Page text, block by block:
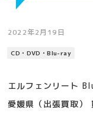
2022年2月19日
CD・DVD・Blu-ray
エルフェンリート
愛媛県（出張買取